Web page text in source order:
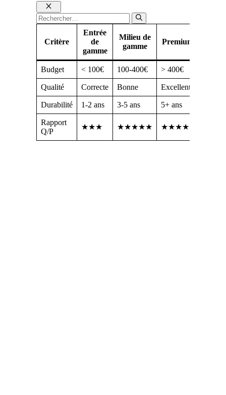
Fermer
Rechercher :
Critère
Entrée
de
gamme
Milieu de
gamme
Premium
Budget < 100€ 100-400€ > 400€
Qualité Correcte Bonne Excellente
Durabilité 1-2 ans 3-5 ans 5+ ans
Rapport
Q/P
★★★ ★★★★★ ★★★★